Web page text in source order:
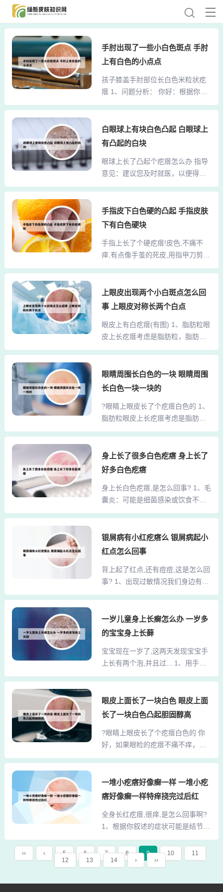
手肘出现了一些小白色斑点 手肘
上有白色的小点点
孩子膝盖手肘部位长白色米粒状疙
瘩 1、问题分析： 你好：根据你的
情况，这可能是是由病毒感染导致
得以炎症刺激导致的炎性包块的情
况。出现局部的皮肤隆起，并伴有
平是避免局部的皮肤过度的刺激，
并保持局部的皮肤清洁。同时勤换
内衣，在伴有局部的不适时可以口
你好，根据你的描述考虑是磨搽性
苔癣。 指导意见： 我建议你可以给
3、有阵发性痒考虑慢性单纯苔藓。
神经性皮炎又...
白眼球上有块白色凸起 白眼球上
有凸起的白块
眼球上长了凸起个疙瘩怎么办 指导
意见：建议您及时就医，以便得到
准确的诊断和治疗。在此期间，您
处，每次大约15分钟，每天进行3
次。 治疗方法：白天，您可以频繁
福平、托白士、泰力必妥等，每隔3
至4小时使用一次。如果黑眼珠上长
了个疙瘩，需要排除角膜异物、角
炎药消除 眼球上出现凸起白色疙
瘩，这种情况下出现睑裂斑，这种
合处，呈水平性三角形的或椭圆形
的球结膜结节。假如是...
手指皮下白色硬的凸起 手指皮肤
下有白色硬块
手指上长了个硬疙瘩!皮色,不痛不
痒,有点像手茧的死皮,用指甲刀剪平
了... 1、考虑是腱鞘炎的症状，在治
得到休息；推拿、针灸有一定疗
效；对病程较长，可切开狭窄部分
挤压肌腱。2、疣，有的中间有点凹
陷，看上去还有类似白色的片片。
不疼不痒。好的几年也长不大，就
日子，一天天变大，米粒——黄豆
——花生米。挤挤也会变疼。这个
洛韦 软膏。3、您好！手指长肉
刺，这跟维生...
上眼皮出现两个小白斑点怎么回
事 上眼皮对称长两个白点
眼皮上有白疙瘩(有图) 1、脂肪粒眼
皮上长疙瘩考虑是脂肪粒，脂肪粒
是一种长在皮肤上的白色小疙瘩，
围。脂肪粒形成的起因是皮肤上的
微小创口在皮肤的自行修补过程中
皮脂被角质所覆盖，从而堆积在皮
肤内而形成的白色颗粒。2、那是眼
睑的睑板腺（分泌油脂润滑眼球）
细菌感染后就成“麦粒肿”，俗称“挑
针”、“针眼”，局部会红肿疼痛。可
上点红霉素眼膏，就能愈合。3、上
眼皮里面长疙...
眼睛周围长白色的一块 眼睛周围
长白色一块一块的
?眼睛上眼皮长了个疙瘩白色的 1、
脂肪粒眼皮上长疙瘩考虑是脂肪
粒，脂肪粒是一种长在皮肤上的白
长在眼睛周围。脂肪粒形成的起因
是皮肤上的微小创口在皮肤的自行
存在是由于皮脂被角质所覆盖，从
而堆积在皮肤内而形成的白色颗
粒。2、脂肪颗粒眼皮长了个小白
晚洗完脸后用维生素E油在有脂肪粒
的地方涂抹均匀试试，最好让五官
帮你挑开，把里面的小颗粒拨出来
就可以了。麦粒肿眼皮里面长了...
身上长了很多白色疙瘩 身上长了
好多白色疙瘩
身上长白色疙瘩,是怎么回事? 1、毛
囊炎：可能是细菌感染或饮食不规
律等因素导致的，使皮脂腺分泌旺
在医生指导下使用盐酸左氧氟沙星
乳膏、红霉素软膏等抗生素类软膏
瘩不痛不痒可能是过敏症、毛囊
炎、湿疹等原因导致的。如果不及
时治疗，随着病情的持续加重，可
建议患者及时进行检查。3、身上有
小疙瘩，可能是湿疹，荨麻疹病毒
状东西是怎么回事? 1、宝宝身上出
现白色疙瘩可能有多...
银屑病有小红疙瘩么 银屑病起小
红点怎么回事
背上起了红点,还有痘痘,这是怎么回
事? 1、出现过敏情况我们身边有很
多人都属于过敏的体质，当身体接
反应。在这样的情况下，也就会让
我们的身体，出现一个个的小红
瘙痒的症状。2、皮肤上有小红点不
痛不痒有可能是患上了樱桃状血管
瘤。这种疾病在发病的初期皮损的
数量会不断的增多，而且体积也会
增大，一般可以增大到米粒或者绿
自觉症状。3、首先，后背会长痘
痘，是一件正常事，就好...
一岁儿童身上长癣怎么办 一岁多
的宝宝身上长藓
宝宝现在一岁了,这两天发现宝宝手
上长有两个泡,并且过... 1、用手拨
开头发仔细观察时，头皮上也能找
就大致可确诊为水痘。从结痂干燥
到脱落，要历时20天，这时结痂内
病情一般较轻，所以若能确定是水
痘，也可在家护理，而不用到医
院。2、过敏是宝宝和家庭的沉重负
量。3。婴幼儿期的过敏不仅影响生
长发育，还会影响心智发育。4。婴
健康问题的风险，特别是情绪和行
为问题，并有...
眼皮上面长了一块白色 眼皮上面
长了一块白色凸起胆固醇高
?眼睛上眼皮长了个疙瘩白色的 你
好，如果眼睑的疙瘩不痛不痒，则
一般考虑是睑板腺囊肿。是由于睑
对周围组织刺激产生的肉芽肿。可
以热毛巾热敷眼部，每次15分钟，
议：注意眼部卫生，勤洗手，不要
用手揉眼。脂肪粒眼皮上长疙瘩考
虑是脂肪粒，脂肪粒是一种长在皮
肤上的白色小疙瘩，大约针头般大
小，一般长在眼睛周围。脂肪粒形
一堆小疙瘩好像癣一样 一堆小疙
瘩好像癣一样特痒挠完过后红
全身长红疙瘩,很痒,是怎么回事啊?
1、根据你叙述的症状可能是结节性
痒疹，引起此病的原因不太清楚大
多是由于过敏（接触物、药物、食
物），或蚊虫、臭虫叮咬，或伴有
状出现。可以口服盐酸左西替利嗪
‹‹ ‹ 5 6 7 8 9 10
11
12
13 14 › ››